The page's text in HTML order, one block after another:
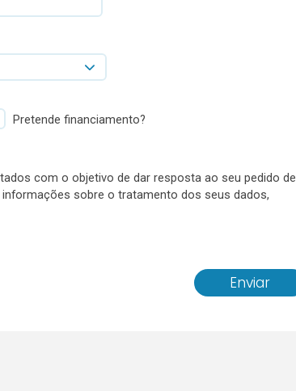
Pretende financiamento?
com o objetivo de dar resposta ao seu pedido de
sobre o tratamento dos seus dados,
Enviar